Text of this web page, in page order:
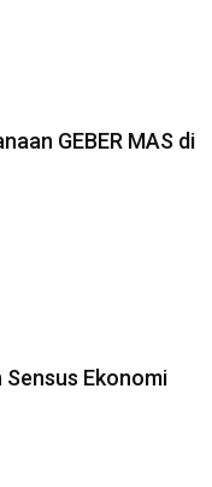
GEBER MAS di
Ekonomi